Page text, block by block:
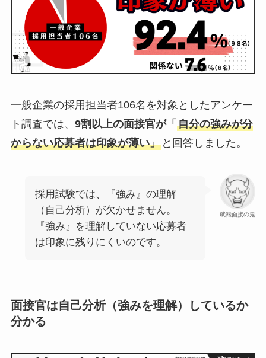
一般企業の採用担当者106名を対象としたアンケー
ト調査では、 9割以上の面接官が「 自分の強みが分
からない応募者は印象が薄い」と回答しました。
就転面接の鬼
採用試験では、『強み』の理解
（自己分析）が欠かせません。
『強み』を理解していない応募者
は印象に残りにくいのです。
面接官は自己分析（強みを理解）しているか
分かる